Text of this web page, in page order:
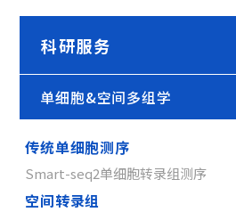
科研服务
单细胞&空间多组学
传统单细胞测序
Smart-seq2单细胞转录组测序
空间转录组